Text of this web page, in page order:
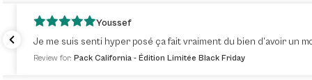
Youssef
Je me suis senti hyper posé ça fait vraiment du bien d’avoir un
Review for: Pack California - Édition Limitée Black Friday